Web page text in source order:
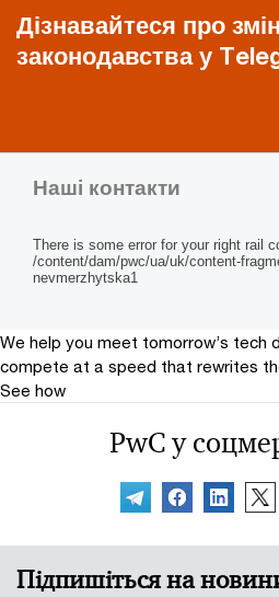
Дізнавайтеся про
законодавства у
Наші контакти
There is some error for your right rail
/content/dam/pwc/ua/uk/content-
nevmerzhytska1
We help you meet tomorrow’s tech
compete at a speed that rewrites
See how
PwC у
Підпишіться на